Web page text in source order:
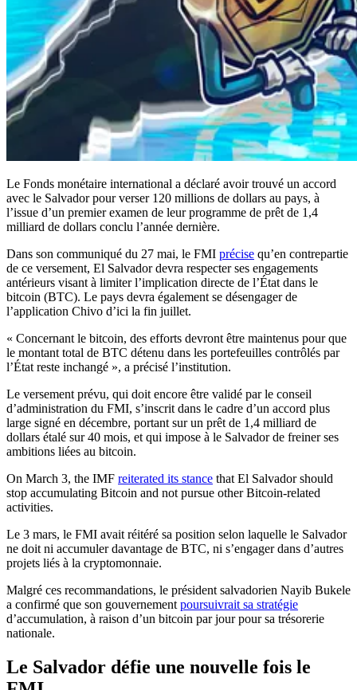
Le Fonds monétaire international a déclaré avoir trouvé un accord
avec le Salvador pour verser 120 millions de dollars au pays, à
l’issue d’un premier examen de leur programme de prêt de 1,4
milliard de dollars conclu l’année dernière.
Dans son communiqué du 27 mai, le FMI précise qu’en contrepartie
de ce versement, El Salvador devra respecter ses engagements
antérieurs visant à limiter l’implication directe de l’État dans le
bitcoin (BTC). Le pays devra également se désengager de
l’application Chivo d’ici la fin juillet.
« Concernant le bitcoin, des efforts devront être maintenus pour que
le montant total de BTC détenu dans les portefeuilles contrôlés par
l’État reste inchangé », a précisé l’institution.
Le versement prévu, qui doit encore être validé par le conseil
d’administration du FMI, s’inscrit dans le cadre d’un accord plus
large signé en décembre, portant sur un prêt de 1,4 milliard de
dollars étalé sur 40 mois, et qui impose à le Salvador de freiner ses
ambitions liées au bitcoin.
On March 3, the IMF reiterated its stance that El Salvador should
stop accumulating Bitcoin and not pursue other Bitcoin-related
activities.
Le 3 mars, le FMI avait réitéré sa position selon laquelle le Salvador
ne doit ni accumuler davantage de BTC, ni s’engager dans d’autres
projets liés à la cryptomonnaie.
Malgré ces recommandations, le président salvadorien Nayib Bukele
a confirmé que son gouvernement poursuivrait sa stratégie
d’accumulation, à raison d’un bitcoin par jour pour sa trésorerie
nationale.
Le Salvador défie une nouvelle fois le